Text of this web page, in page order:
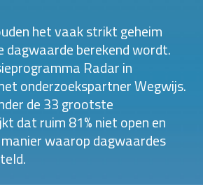
het vaak strikt geheim
dagwaarde berekend wordt.
Radar in
onderzoekspartner Wegwijs.
de 33 grootste
dat ruim 81% niet open en
waarop dagwaardes